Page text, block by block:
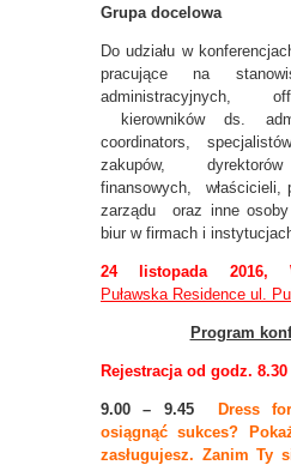
Grupa docelowa
Do udziału w
pracujące na
administracyjnych,
kierowników ds.
coordinators,
zakupów, dyrektorów
finansowych, właścicieli,
zarządu oraz inne osoby
biur w firmach i
24 listopada 2016,
Puławska Residence ul.
Program
Rejestracja od godz. 8.30
9.00 – 9.45Dress
osiągnąć sukces?
zasługujesz. Zanim Ty